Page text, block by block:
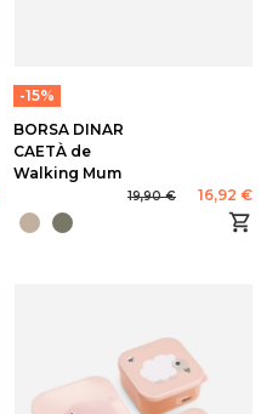
-15%
BORSA DINAR
CAETÀ de
Walking Mum
19,90 € 16,92 €